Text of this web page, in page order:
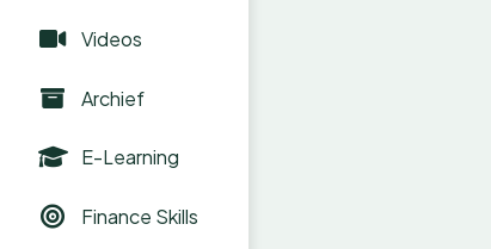
Videos
Archief
E-Learning
Finance Skills